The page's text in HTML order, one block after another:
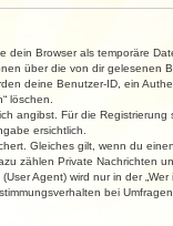
Browser als temporäre
über die von dir
deine Benutzer-ID, ein
löschen.
angibst. Für die
ersichtlich.
Gleiches gilt, wenn du
zählen Private Nachrichten
Agent) wird nur in der
bei